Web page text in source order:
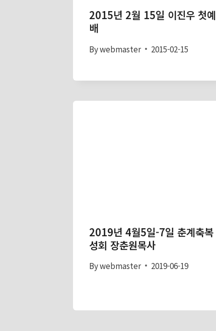
2015년 2월 15일 이진우 첫예
배
Bywebmaster 2015-02-15
2019년 4월5일-7일 춘계축복
성회 장춘원목사
Bywebmaster 2019-06-19